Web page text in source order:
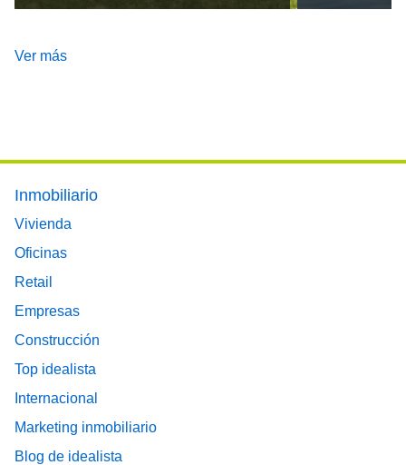
Ver más
Footer main menu
Inmobiliario
Vivienda
Oficinas
Retail
Empresas
Construcción
Top idealista
Internacional
Marketing inmobiliario
Blog de idealista